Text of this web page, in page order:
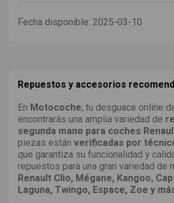
Fecha disponible: 2025-03-10
Repuestos y accesorios
En Motocoche, tu desguace online
encontrarás una amplia variedad de
segunda mano para coches
piezas están verificadas por
que garantiza su funcionalidad y
repuestos para una gran variedad de
Renault Clio, Mégane, Kangoo,
Laguna, Twingo, Espace, Zoe y